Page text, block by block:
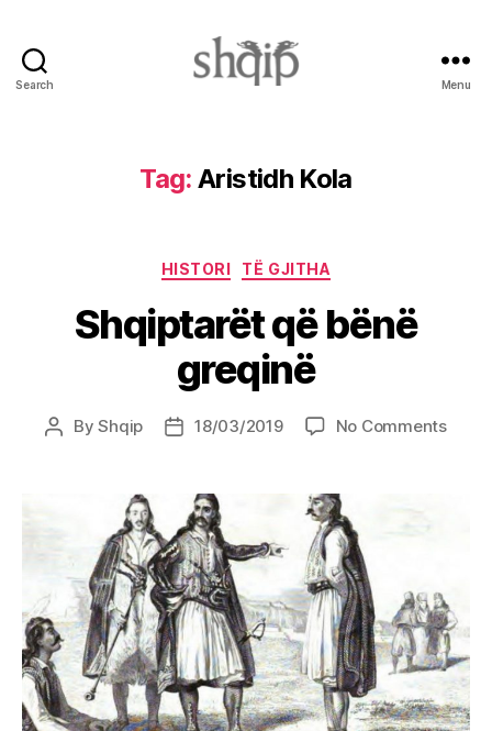
Search Menu
Tag: Aristidh Kola
Categories
HISTORI TË GJITHA
Shqiptarët që bënë
greqinë
PostByShqip
Post18/03/2019 No Commentson